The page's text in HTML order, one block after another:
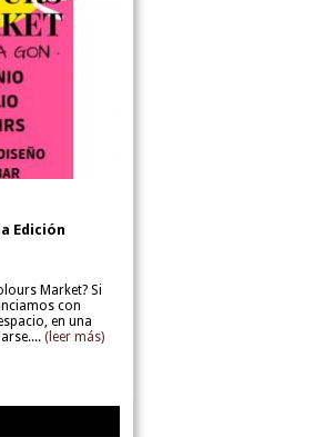
Edición
Market? Si
con
en una
(leer más)